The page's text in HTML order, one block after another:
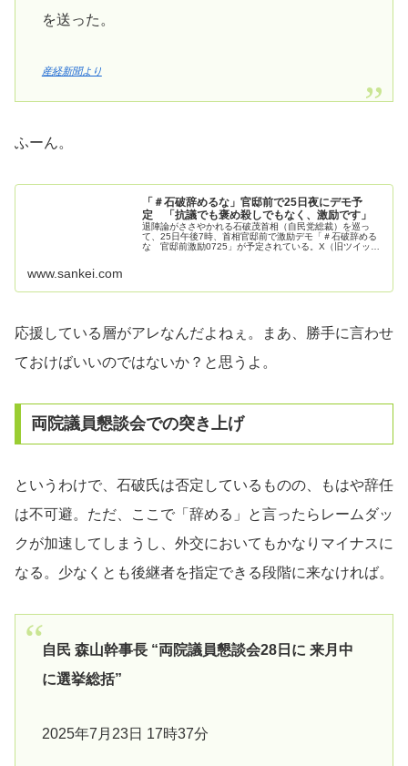
を送った。
産経新聞より
ふーん。
「＃石破辞めるな」官邸前で25日夜にデモ予
定 「抗議でも褒め殺しでもなく、激励です」
退陣論がささやかれる石破茂首相（自民党総裁）を巡っ
て、25日午後7時、首相官邸前で激励デモ「＃石破辞める
な 官邸前激励0725」が予定されている。X（旧ツイッ…
www.sankei.com
応援している層がアレなんだよねぇ。まあ、勝手に言わせ
ておけばいいのではないか？と思うよ。
両院議員懇談会での突き上げ
というわけで、石破氏は否定しているものの、もはや辞任
は不可避。ただ、ここで「辞める」と言ったらレームダッ
クが加速してしまうし、外交においてもかなりマイナスに
なる。少なくとも後継者を指定できる段階に来なければ。
自民 森山幹事長 “両院議員懇談会28日に 来月中
に選挙総括”
2025年7月23日 17時37分